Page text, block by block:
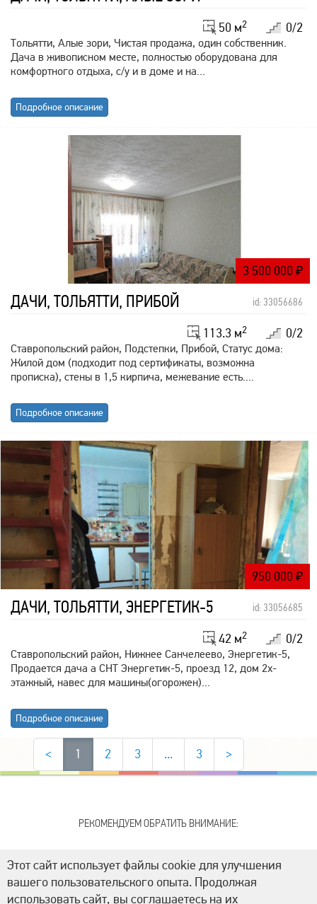
0/2
50 м2
Тольятти, Алые зори, Чистая продажа, один собственник.
Дача в живописном месте, полностью оборудована для
комфортного отдыха, с/у и в доме и на...
Подробное описание
3 500 000 ₽
ДАЧИ, ТОЛЬЯТТИ, ПРИБОЙ id: 33056686
0/2
113.3 м2
Ставропольский район, Подстепки, Прибой, Статус дома:
Жилой дом (подходит под сертификаты, возможна
прописка), стены в 1,5 кирпича, межевание есть....
Подробное описание
950 000 ₽
ДАЧИ, ТОЛЬЯТТИ, ЭНЕРГЕТИК-5 id: 33056685
0/2
42 м2
Ставропольский район, Нижнее Санчелеево, Энергетик-5,
Продается дача а СНТ Энергетик-5, проезд 12, дом 2х-
этажный, навес для машины(огорожен)...
Подробное описание
< 1 2 3 ... 3 >
РЕКОМЕНДУЕМ ОБРАТИТЬ ВНИМАНИЕ:
Этот сайт использует файлы cookie для улучшения
вашего пользовательского опыта. Продолжая
использовать сайт, вы соглашаетесь на их